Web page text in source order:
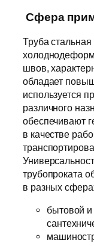
Сфера
Труба
швов,
обладает
используется
различного
обеспечивают
в качестве
трубопроката
в разных
бытовой и